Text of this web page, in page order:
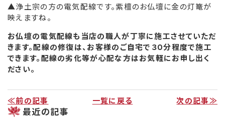
▲浄土宗の方の電気配線です。紫檀のお仏壇に金の灯篭が
映えますね。
お仏壇の電気配線も当店の職人が丁寧に施工させていただ
きます。配線の修復は、お客様のご自宅で３０分程度で施工
できます。配線の劣化等が心配な方はお気軽にお申し出く
ださい。
≪前の記事 一覧に戻る 次の記事≫
最近の記事